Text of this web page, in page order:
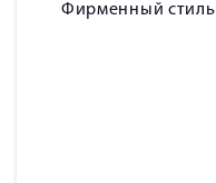
Фирменный стиль